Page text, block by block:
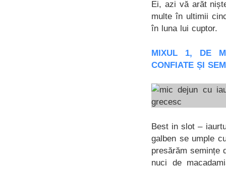
Ei, azi vă arăt
multe în ultimii
în luna lui cuptor.
MIXUL 1, DE
CONFIATE ȘI
Best in slot –
galben se umple
presărăm semințe
nuci de